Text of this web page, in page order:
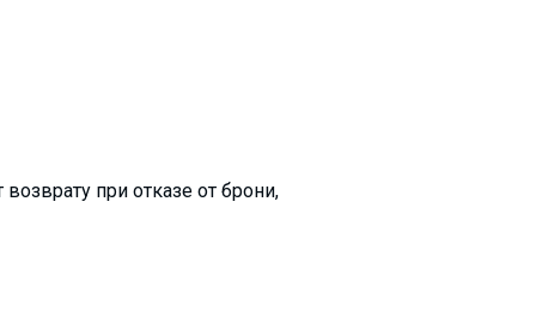
при отказе от брони,